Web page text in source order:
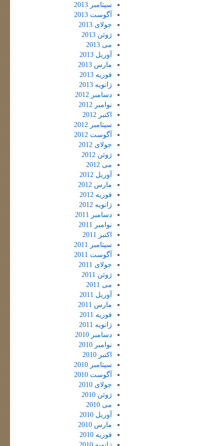
سپتامبر 2013
آگوست 2013
جولای 2013
ژوئن 2013
می 2013
آوریل 2013
مارس 2013
فوریه 2013
ژانویه 2013
دسامبر 2012
نوامبر 2012
اکتبر 2012
سپتامبر 2012
آگوست 2012
جولای 2012
ژوئن 2012
می 2012
آوریل 2012
مارس 2012
فوریه 2012
ژانویه 2012
دسامبر 2011
نوامبر 2011
اکتبر 2011
سپتامبر 2011
آگوست 2011
جولای 2011
ژوئن 2011
می 2011
آوریل 2011
مارس 2011
فوریه 2011
ژانویه 2011
دسامبر 2010
نوامبر 2010
اکتبر 2010
سپتامبر 2010
آگوست 2010
جولای 2010
ژوئن 2010
می 2010
آوریل 2010
مارس 2010
فوریه 2010